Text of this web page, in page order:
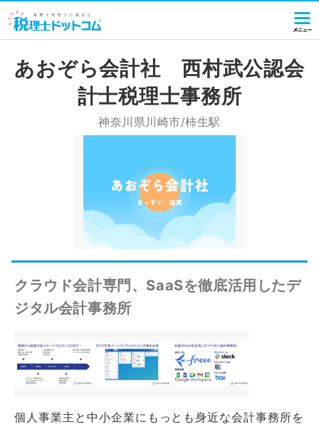
あおぞら会計社 西村武公認会
計士税理士事務所
神奈川県川崎市/柿生駅
クラウド会計専門、SaaSを徹底活用したデ
ジタル会計事務所
個人事業主と中小企業にもっとも身近な会計事務所を